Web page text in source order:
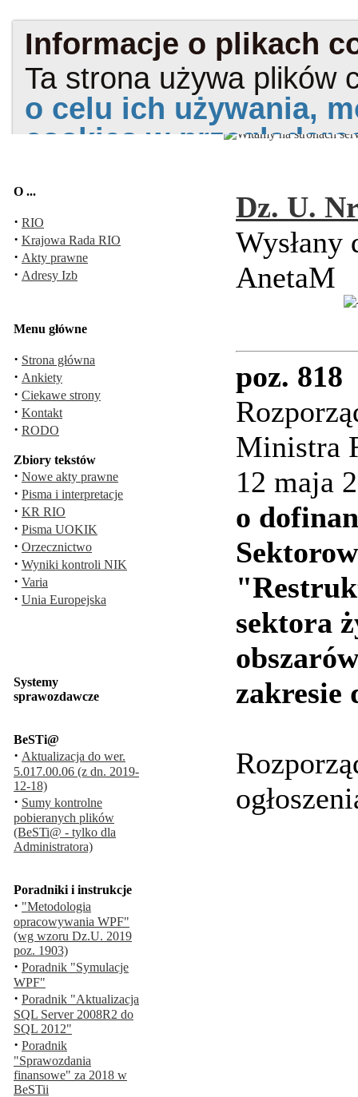
O ...
· RIO
· Krajowa Rada RIO
· Akty prawne
· Adresy Izb
Menu główne
· Strona główna
· Ankiety
· Ciekawe strony
· Kontakt
· RODO
Zbiory tekstów
· Nowe akty prawne
· Pisma i interpretacje
· KR RIO
· Pisma UOKIK
· Orzecznictwo
· Wyniki kontroli NIK
· Varia
· Unia Europejska
Systemy
sprawozdawcze
BeSTi@
· Aktualizacja do wer.
5.017.00.06 (z dn. 2019-
12-18)
· Sumy kontrolne
pobieranych plików
(BeSTi@ - tylko dla
Administratora)
Poradniki i instrukcje
· "Metodologia
opracowywania WPF"
(wg wzoru Dz.U. 2019
poz. 1903)
· Poradnik "Symulacje
WPF"
· Poradnik "Aktualizacja
SQL Server 2008R2 do
SQL 2012"
· Poradnik
"Sprawozdania
finansowe" za 2018 w
BeSTii
Dz. U.
Wysłany
AnetaM
poz. 818
Ministra
12 maja
o
sektora
zakresie